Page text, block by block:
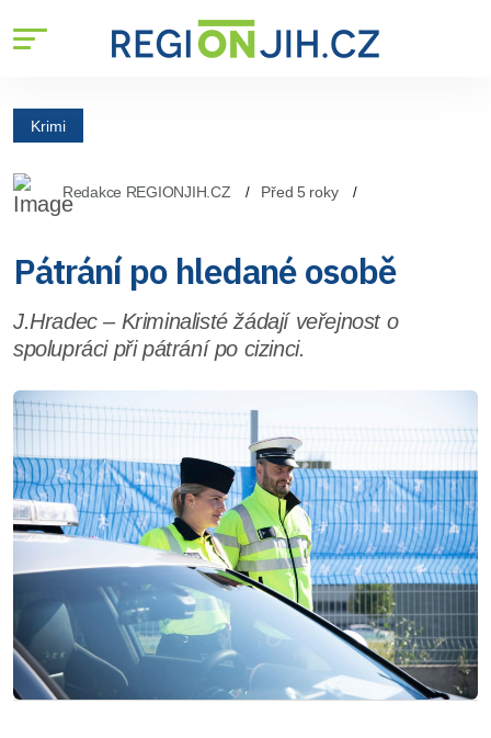
Krimi
Redakce REGIONJIH.CZ Před 5 roky
Pátrání po hledané osobě
J.Hradec – Kriminalisté žádají veřejnost o
spolupráci při pátrání po cizinci.